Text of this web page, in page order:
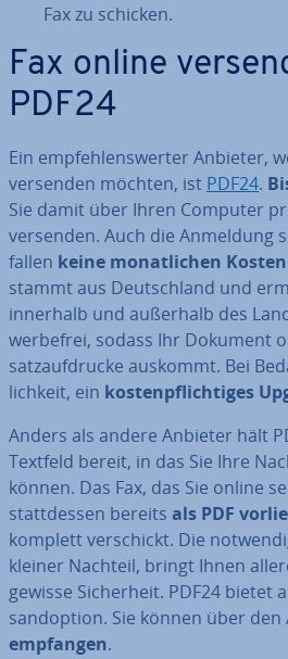
Fax zu schicken.
Fax online
PDF24
Ein emp­feh­lens­wer­ter Anbieter,
versenden möchten, ist PDF24.
Sie damit über Ihren Computer
versenden. Auch die Anmeldung
fallen keine mo­nat­li­chen Kosten
stammt aus Deutsch­land und
innerhalb und außerhalb des
werbefrei, sodass Ihr Dokument
satz­auf­dru­cke auskommt. Bei
lich­keit, ein kos­ten­pflich­ti­ges
Anders als andere Anbieter hält
Textfeld bereit, in das Sie Ihre
können. Das Fax, das Sie online
statt­des­sen bereits als PDF
komplett ver­schickt. Die
kleiner Nachteil, bringt Ihnen
gewisse Si­cher­heit. PDF24
sand­op­ti­on. Sie können über den
empfangen.